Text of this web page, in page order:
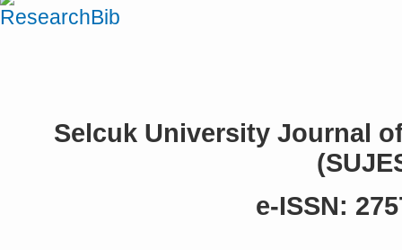
Selcuk University Journal
e-ISSN: